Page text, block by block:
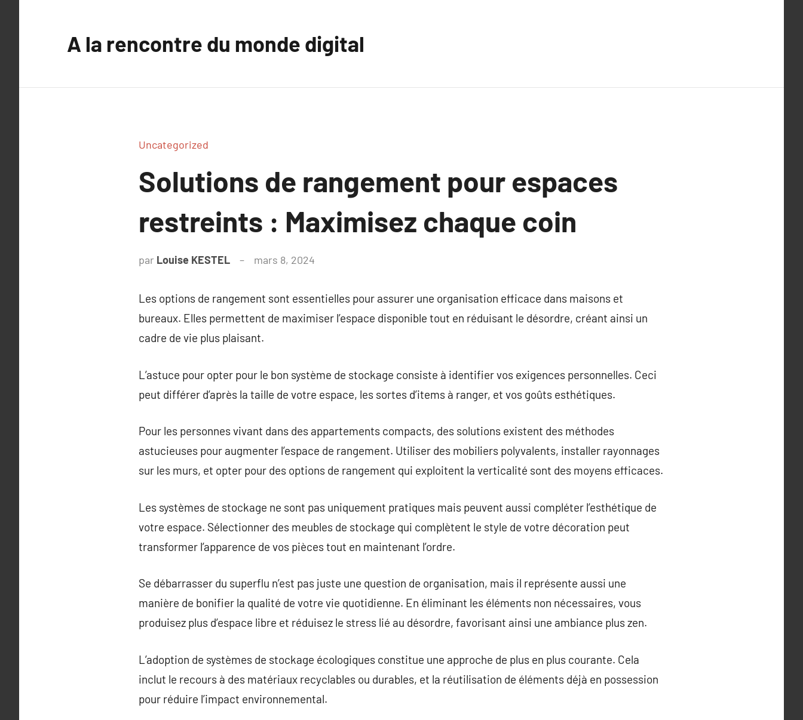
A la rencontre du monde digital
Uncategorized
Solutions de rangement pour espaces
restreints : Maximisez chaque coin
par Louise KESTEL mars 8, 2024
Les options de rangement sont essentielles pour assurer une organisation efficace dans maisons et
bureaux. Elles permettent de maximiser l’espace disponible tout en réduisant le désordre, créant ainsi un
cadre de vie plus plaisant.
L’astuce pour opter pour le bon système de stockage consiste à identifier vos exigences personnelles. Ceci
peut différer d’après la taille de votre espace, les sortes d’items à ranger, et vos goûts esthétiques.
Pour les personnes vivant dans des appartements compacts, des solutions existent des méthodes
astucieuses pour augmenter l’espace de rangement. Utiliser des mobiliers polyvalents, installer rayonnages
sur les murs, et opter pour des options de rangement qui exploitent la verticalité sont des moyens efficaces.
Les systèmes de stockage ne sont pas uniquement pratiques mais peuvent aussi compléter l’esthétique de
votre espace. Sélectionner des meubles de stockage qui complètent le style de votre décoration peut
transformer l’apparence de vos pièces tout en maintenant l’ordre.
Se débarrasser du superflu n’est pas juste une question de organisation, mais il représente aussi une
manière de bonifier la qualité de votre vie quotidienne. En éliminant les éléments non nécessaires, vous
produisez plus d’espace libre et réduisez le stress lié au désordre, favorisant ainsi une ambiance plus zen.
L’adoption de systèmes de stockage écologiques constitue une approche de plus en plus courante. Cela
inclut le recours à des matériaux recyclables ou durables, et la réutilisation de éléments déjà en possession
pour réduire l’impact environnemental.